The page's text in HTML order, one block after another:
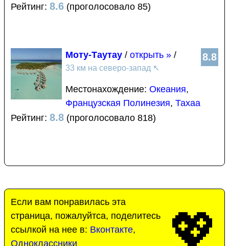
Рейтинг: 8.6 (проголосовало 85)
8.8
Моту-Таутау / открыть » /
33 км на северо-запад ↖
Местонахождение: Океания,
Французская Полинезия, Тахаа
Рейтинг: 8.8 (проголосовало 818)
💖
Если вам понравилась эта
страница, пожалуйтса, поделитесь
ссылкой на нее в: Вконтакте,
Одноклассники